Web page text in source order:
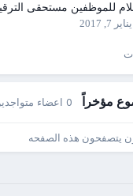
للموظفين مستحقى
يناير 7, 2017
مؤخراً 0 اعضاء متواجدين الان
يتصفحون هذه الصفحه